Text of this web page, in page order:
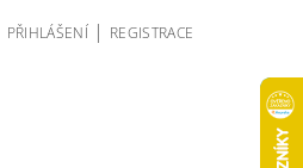
PŘIHLÁŠENÍ | REGISTRACE